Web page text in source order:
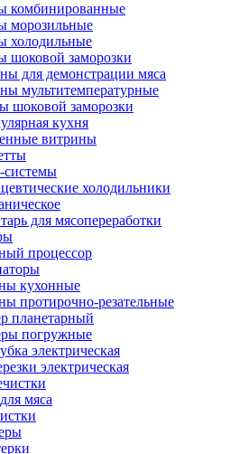
комбинированные
морозильные
холодильные
заморозки
для демонстрации мяса
мультитемпературные
шоковой заморозки
кухня
витрины
холодильники
для мясопереработки
процессор
кухонные
протирочно-резательные
планетарный
погружные
электрическая
электрическая
мяса